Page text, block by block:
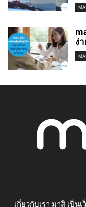
ง่
เกี่ยวกับเรา มาสิ เป็